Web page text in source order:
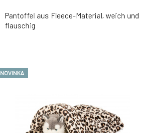
Pantoffel aus Fleece-Material, weich und
flauschig
NOVINKA